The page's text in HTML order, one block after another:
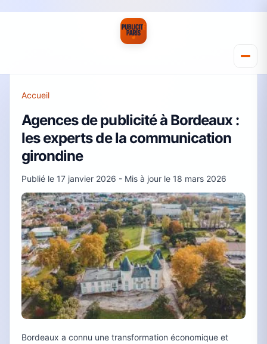
Accueil
Agences de publicité à Bordeaux :
les experts de la communication
girondine
Publié le 17 janvier 2026 - Mis à jour le 18 mars 2026
Bordeaux a connu une transformation économique et